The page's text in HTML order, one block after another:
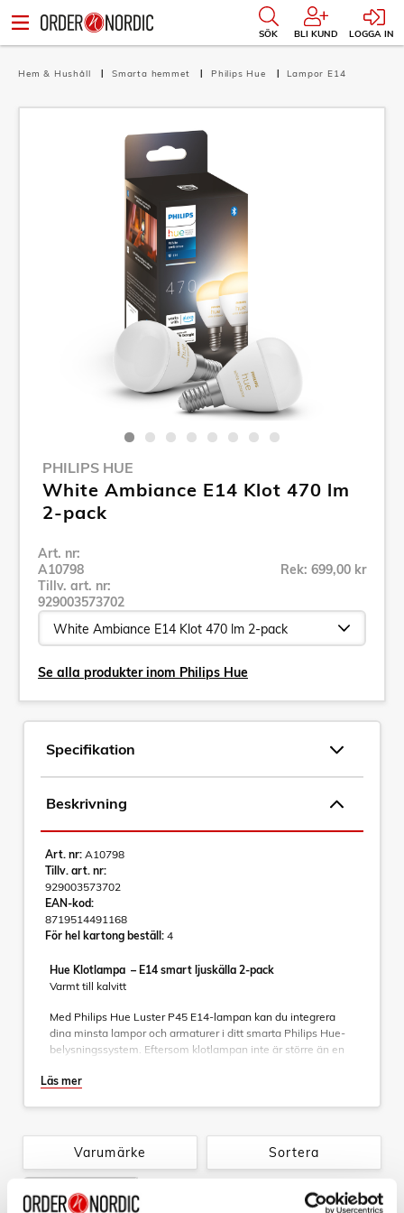
SÖK BLI KUND LOGGA IN
Hem & Hushåll Smarta hemmet Philips Hue Lampor E14
PHILIPS HUE
White Ambiance E14 Klot 470 lm
2-pack
Art. nr:
A10798
Tillv. art. nr:
929003573702
Rek: 699,00 kr
Se alla produkter inom Philips Hue
Specifikation
Beskrivning
Art. nr: A10798
Tillv. art. nr:
929003573702
EAN-kod:
8719514491168
För hel kartong beställ: 4
Hue Klotlampa – E14 smart ljuskälla 2-pack
Varmt till kalvitt
Med Philips Hue Luster P45 E14-lampan kan du integrera
dina minsta lampor och armaturer i ditt smarta Philips Hue-
belysningssystem. Eftersom klotlampan inte är större än en
plats. Klotlampan som finns i vitt, White ambiance och White
• Varmt till kallvitt ljus
• 470 lm
• E14
• Snabbstyrning med Bluetooth
• Styr med app eller röst*
Läs mer
Sortera
Varumärke
Tillbehör